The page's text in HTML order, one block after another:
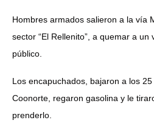
Hombres armados salieron a la vía
sector “El Rellenito”, a quemar a
público.
Los encapuchados, bajaron a los
Coonorte, regaron gasolina y le
prenderlo.